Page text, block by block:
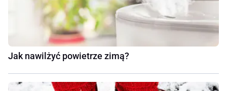
Jak nawilżyć powietrze zimą?